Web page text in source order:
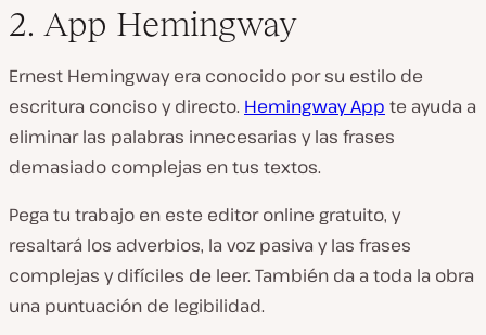
2. App Hemingway
Ernest Hemingway era conocido por su estilo de
escritura conciso y directo. Hemingway App te ayuda a
eliminar las palabras innecesarias y las frases
demasiado complejas en tus textos.
Pega tu trabajo en este editor online gratuito, y
resaltará los adverbios, la voz pasiva y las frases
complejas y difíciles de leer. También da a toda la obra
una puntuación de legibilidad.